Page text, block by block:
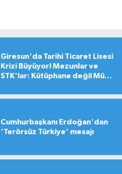
Giresun'da Tarihi Ticaret Lisesi
Krizi Büyüyor! Mezunlar ve
STK'lar: Kütüphane değil Müze
Cumhurbaşkanı Erdoğan'dan
'Terörsüz Türkiye' mesajı